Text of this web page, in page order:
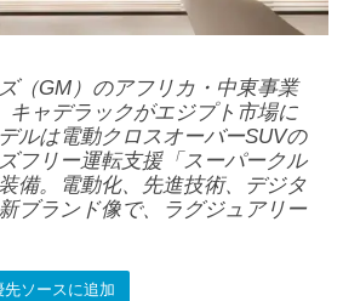
（GM）のアフリカ・中東事業
キャデラックがエジプト市場に
ルは電動クロスオーバーSUVの
フリー運転支援「スーパークル
備。電動化、先進技術、デジタ
ブランド像で、ラグジュアリー
ソースに追加